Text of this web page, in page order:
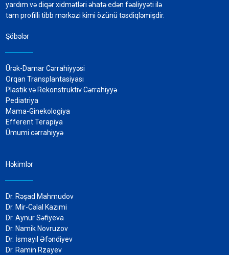
yardım və diqər xidmətləri əhatə edən fəaliyyəti ilə
tam profilli tibb mərkəzi kimi özünü təsdiqləmişdir.
Şöbələr
Ürək-Damar Cərrahiyyəsi
Orqan Transplantasiyası
Plastik və Rekonstruktiv Cərrahiyyə
Pediatriya
Mama-Ginekologiya
Efferent Terapiya
Ümumi cərrahiyyə
Həkimlər
Dr. Rəşad Mahmudov
Dr. Mir-Cəlal Kazımi
Dr. Aynur Səfiyeva
Dr. Namik Novruzov
Dr. İsmayıl Əfəndiyev
Dr. Ramin Rzayev